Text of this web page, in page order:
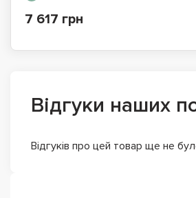
7 617 грн
Відгуки наших
Відгуків про цей товар ще не